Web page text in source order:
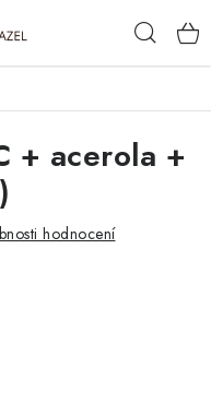
+ acerola +
hodnocení